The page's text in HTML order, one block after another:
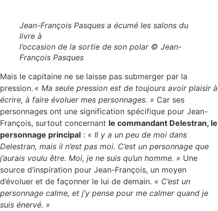
Jean-François Pasques a écumé les salons du
livre à
l’occasion de la sortie de son polar © Jean-
François Pasques
Mais le capitaine ne se laisse pas submerger par la
pression. « Ma seule pression est de toujours avoir plaisir à
écrire, à faire évoluer mes personnages. » Car ses
personnages ont une signification spécifique pour Jean-
François, surtout concernant le commandant Delestran, le
personnage principal : « Il y a un peu de moi dans
Delestran, mais il n’est pas moi. C’est un personnage que
j’aurais voulu être. Moi, je ne suis qu’un homme. » Une
source d’inspiration pour Jean-François, un moyen
d’évoluer et de façonner le lui de demain. « C’est un
personnage calme, et j’y pense pour me calmer quand je
suis énervé. »